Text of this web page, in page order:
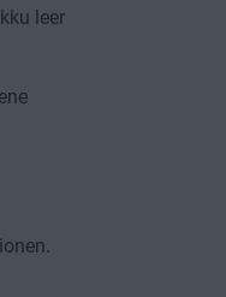
leer